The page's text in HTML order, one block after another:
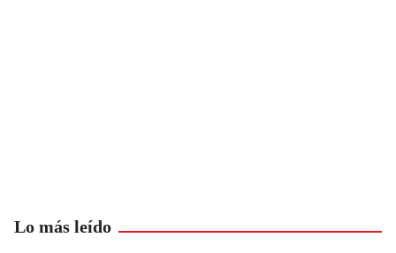
Lo más leído